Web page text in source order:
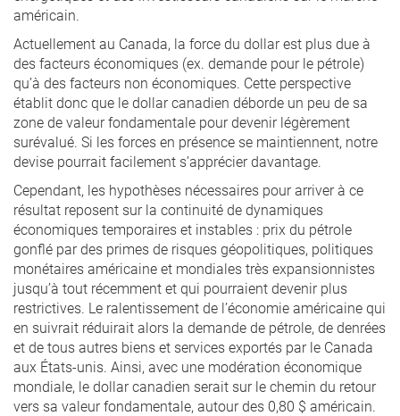
américain.
Actuellement au Canada, la force du dollar est plus due à
des facteurs économiques (ex. demande pour le pétrole)
qu’à des facteurs non économiques. Cette perspective
établit donc que le dollar canadien déborde un peu de sa
zone de valeur fondamentale pour devenir légèrement
surévalué. Si les forces en présence se maintiennent, notre
devise pourrait facilement s’apprécier davantage.
Cependant, les hypothèses nécessaires pour arriver à ce
résultat reposent sur la continuité de dynamiques
économiques temporaires et instables : prix du pétrole
gonflé par des primes de risques géopolitiques, politiques
monétaires américaine et mondiales très expansionnistes
jusqu’à tout récemment et qui pourraient devenir plus
restrictives. Le ralentissement de l’économie américaine qui
en suivrait réduirait alors la demande de pétrole, de denrées
et de tous autres biens et services exportés par le Canada
aux États-unis. Ainsi, avec une modération économique
mondiale, le dollar canadien serait sur le chemin du retour
vers sa valeur fondamentale, autour des 0,80 $ américain.